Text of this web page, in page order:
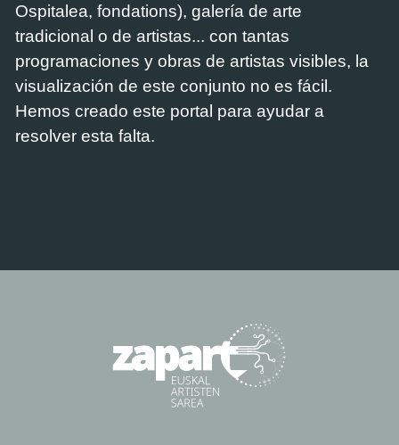
Ospitalea, fondations), galería de arte
tradicional o de artistas... con tantas
programaciones y obras de artistas visibles, la
visualización de este conjunto no es fácil.
Hemos creado este portal para ayudar a
resolver esta falta.